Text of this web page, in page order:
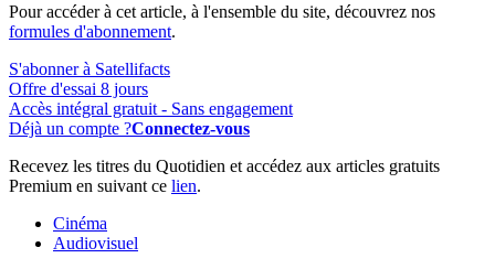
Pour accéder à cet article, à l'ensemble du site, découvrez nos
formules d'abonnement.
S'abonner à Satellifacts
Offre d'essai 8 jours
Accès intégral gratuit - Sans engagement
Déjà un compte ?Connectez-vous
Recevez les titres du Quotidien et accédez aux articles gratuits
Premium en suivant ce lien.
Cinéma
Audiovisuel